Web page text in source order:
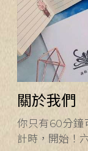
關於我們
你只有60分鐘
計時，開始！